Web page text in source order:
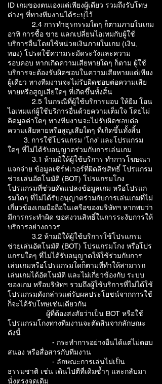
ID เกมของตนเองแต่เพียงผู้เดียว รวมถึงรับโทษ
ต่างๆ ที่ทางทีมงานได้ระบุไว้
2.4 การทำธุรกรรมใดๆ ก็ตามภายในเกม
อาทิ การซื้อ ขาย แลกเปลี่ยนไอเทมกับผู้ใช้
บริการอื่นโดยใช้หน่วยเงินภายในเกม (เงิน,
ทอง) โปรดใช้ความระมัดระวังและความ
รอบคอบ หากเกิดความเสียหายใดๆ ก็ตาม ผู้ใช้
บริการจะต้องรับผิดชอบในความเสียหายแต่เพียง
ผู้เดียว ทางทีมงานจะไม่รับผิดชอบต่อความเสีย
หายหรือสูญเสียใดๆ ที่เกิดขึ้นทั้งสิ้น
2.5 ในกรณีที่ผู้ใช้บริการมอบ ให้ยืม โอน
ไอเทมแก่ผู้ใช้บริการอื่นด้วยความเต็มใจ โดยไม่
คิดมูลค่าใดๆ ทางทีมงานจะไม่รับผิดชอบต่อ
ความเสียหายหรือสูญเสียใดๆ ที่เกิดขึ้นทั้งสิ้น
3. การใช้โปรแกรม ’โกง’ และโปรแกรม
ใดๆ ที่ไม่ได้รับอนุญาตร่วมกับการเล่นเกม
3.1 ห้ามมิให้ผู้ใช้บริการ ทำการโฆษณา
แจกจ่าย ข้อมูลเซิร์ฟเวอร์ที่ผิดลิขสิทธิ์ โปรแกรม
ช่วยเล่นอัตโนมัติ (BOT) โปรแกรมโกง
โปรแกรมที่ช่วยดัดแปลงข้อมูลเกม หรือโปรแก
รมใดๆ ที่ไม่ได้รับอนุญาตร่วมกับการเล่นเกมที่ไม่
เกี่ยวข้องเกมมือถือในเครือของบริษัทฯ หากพบว่า
มีการกระทำผิด ขอสงวนสิทธิ์ในการระงับการให้
บริการอย่างถาวร
3.2 ห้ามมิให้ผู้ใช้บริการใช้โปรแกรม
ช่วยเล่นอัตโนมัติ (BOT) โปรแกรมโกง หรือโปร
แกรมใดๆ ที่ไม่ได้รับอนุญาตให้ใช้ร่วมกับการ
เล่นเกมหรือโปรแกรมใดก็ตามที่ทำให้สามารถ
เล่นเกมได้อัตโนมัติ และไม่เกี่ยวข้องกับ ระบบ
ของเกม หรือบริษัทฯ รวมถึงผู้ใช้บริการที่ไม่ได้ใช้
โปรแกรมดังกล่าวแต่รับผลประโยชน์จากการใช้
ก็จะได้รับโทษเช่นเดียวกัน
ผู้ที่ต้องสงสัยว่าเป็น BOT หรือใช้
โปรแกรมโกงทางทีมงานจะตัดสินจากลักษณะ
ดังนี้
- กระทำการอย่างอื่นได้แต่ไม่ตอบ
สนอง หรือสื่อสารกับทีมงาน
- ลักษณะการเล่นไม่เป็น
ธรรมชาติ เช่น เดินไปตีที่เดิมซ้ำๆ และกลับมา
นั่งตรงจุดเดิม